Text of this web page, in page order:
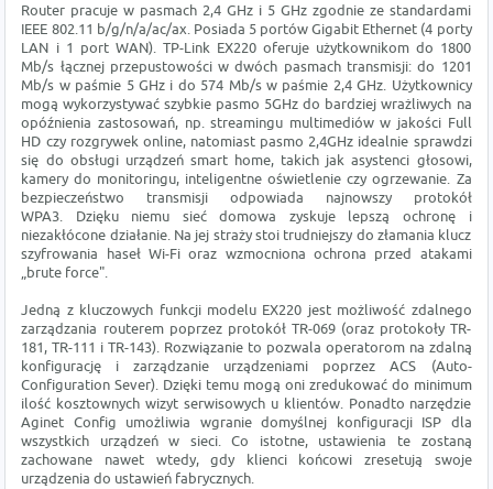
Router pracuje w pasmach 2,4 GHz i 5 GHz zgodnie ze standardami
IEEE 802.11 b/g/n/a/ac/ax. Posiada 5 portów Gigabit Ethernet (4 porty
LAN i 1 port WAN). TP-Link EX220 oferuje użytkownikom do 1800
Mb/s łącznej przepustowości w dwóch pasmach transmisji: do 1201
Mb/s w paśmie 5 GHz i do 574 Mb/s w paśmie 2,4 GHz. Użytkownicy
mogą wykorzystywać szybkie pasmo 5GHz do bardziej wrażliwych na
opóźnienia zastosowań, np. streamingu multimediów w jakości Full
HD czy rozgrywek online, natomiast pasmo 2,4GHz idealnie sprawdzi
się do obsługi urządzeń smart home, takich jak asystenci głosowi,
kamery do monitoringu, inteligentne oświetlenie czy ogrzewanie. Za
bezpieczeństwo transmisji odpowiada najnowszy protokół
WPA3. Dzięku niemu sieć domowa zyskuje lepszą ochronę i
niezakłócone działanie. Na jej straży stoi trudniejszy do złamania klucz
szyfrowania haseł Wi-Fi oraz wzmocniona ochrona przed atakami
„brute force".
Jedną z kluczowych funkcji modelu EX220 jest możliwość zdalnego
zarządzania routerem poprzez protokół TR-069 (oraz protokoły TR-
181, TR-111 i TR-143). Rozwiązanie to pozwala operatorom na zdalną
konfigurację i zarządzanie urządzeniami poprzez ACS (Auto-
Configuration Sever). Dzięki temu mogą oni zredukować do minimum
ilość kosztownych wizyt serwisowych u klientów. Ponadto narzędzie
Aginet Config umożliwia wgranie domyślnej konfiguracji ISP dla
wszystkich urządzeń w sieci. Co istotne, ustawienia te zostaną
zachowane nawet wtedy, gdy klienci końcowi zresetują swoje
urządzenia do ustawień fabrycznych.